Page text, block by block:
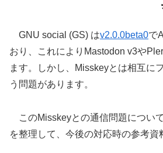
GNU social (GS) はv2.0.0beta0で
おり、これによりMastodon v3や
ます。しかし、Misskeyとは相互に
う問題があります。
このMisskeyとの通信問題につい
を整理して、今後の対応時の参考資